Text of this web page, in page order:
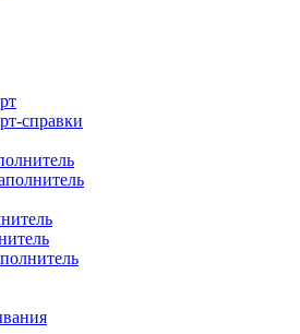
справки